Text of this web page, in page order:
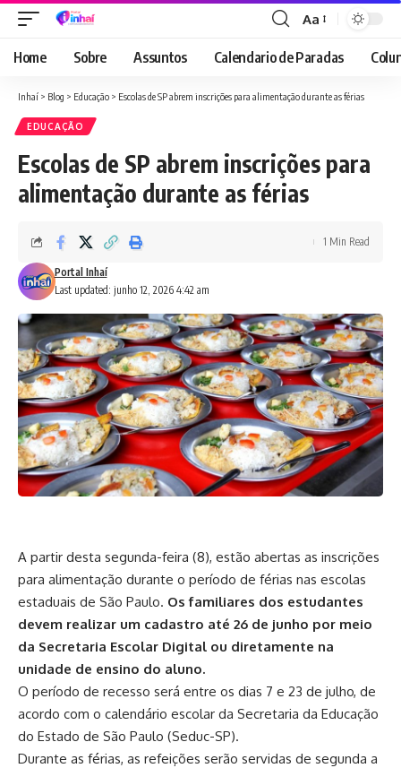
Font
Resizer
Aa
Home Sobre Assuntos Calendario de Paradas
Inhaí > Blog > Educação > Escolas de SP abrem inscrições para alimentação durante as férias
EDUCAÇÃO
Escolas de SP abrem inscrições para
alimentação durante as férias
Last updated: junho 12, 2026 4:42 am
Portal Inhaí
1 Min Read
A partir desta segunda-feira (8), estão abertas as inscrições
para alimentação durante o período de férias nas escolas
estaduais de São Paulo. Os familiares dos estudantes
devem realizar um cadastro até 26 de junho por meio
da Secretaria Escolar Digital ou diretamente na
unidade de ensino do aluno.
O período de recesso será entre os dias 7 e 23 de julho, de
acordo com o calendário escolar da Secretaria da Educação
do Estado de São Paulo (Seduc-SP).
Durante as férias, as refeições serão servidas de segunda a